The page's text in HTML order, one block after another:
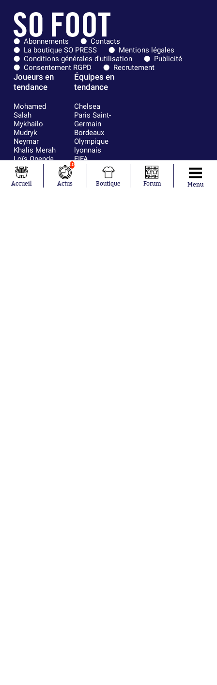
Abonnements
Contacts
La boutique SO PRESS
Mentions légales
Conditions générales d'utilisation
Publicité
Consentement RGPD
Recrutement
Joueurs en
tendance
Mohamed
Salah
Mykhailo
Mudryk
Neymar
Khalis Merah
Loïs Openda
Moussa
Niakhaté
Nicolás
Équipes en
tendance
Chelsea
Paris Saint-
Germain
Bordeaux
Olympique
lyonnais
FIFA
Real Madrid
RC Strasbourg
AC Milan
Accueil
10
Actus Boutique Forum Menu